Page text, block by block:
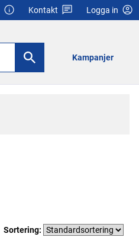
Kontakt Logga in
Kampanjer
Sortering: